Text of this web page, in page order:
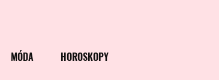
MÓDA HOROSKOPY